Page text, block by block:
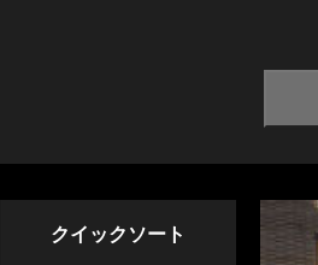
クイックソート